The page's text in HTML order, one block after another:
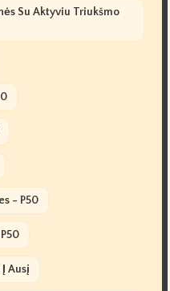
Su Aktyviu Triukšmo
- P50
Ausį